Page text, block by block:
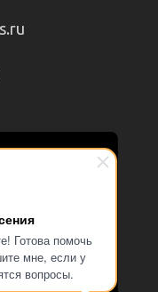
Готова помочь
мне, если у
вопросы.
сайтом
персональных
в